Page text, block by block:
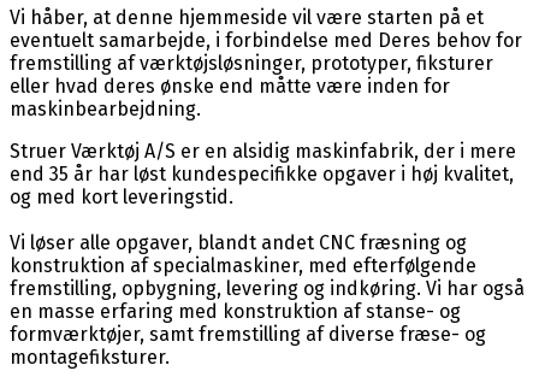
Vi håber, at denne hjemmeside vil være starten på et
eventuelt samarbejde, i forbindelse med Deres behov for
fremstilling af værktøjsløsninger, prototyper, fiksturer
eller hvad deres ønske end måtte være inden for
maskinbearbejdning.
Struer Værktøj A/S er en alsidig maskinfabrik, der i mere
end 35 år har løst kundespecifikke opgaver i høj kvalitet,
og med kort leveringstid.
Vi løser alle opgaver, blandt andet CNC fræsning og
konstruktion af specialmaskiner, med efterfølgende
fremstilling, opbygning, levering og indkøring. Vi har også
en masse erfaring med konstruktion af stanse- og
formværktøjer, samt fremstilling af diverse fræse- og
montagefiksturer.